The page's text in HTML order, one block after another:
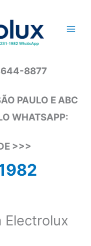
8877
PAULO E ABC
WHATSAPP:
>>>
Electrolux